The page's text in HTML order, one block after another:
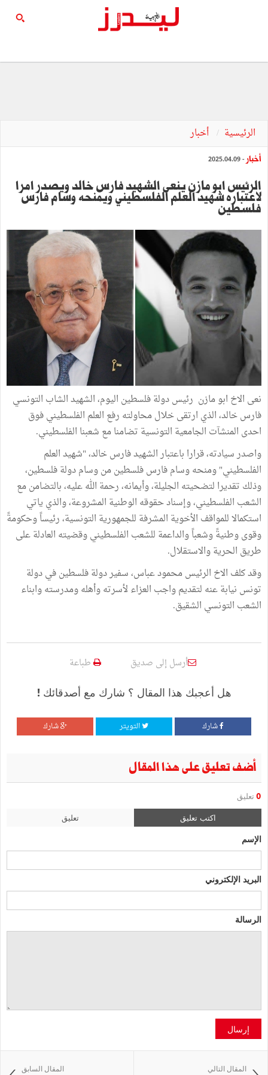
الرئيسية أخبار
أخبار - 2025.04.09
الرئيس ابو مازن ينعى الشهيد فارس خالد ويصدر امرا
لاعتباره شهيد العلم الفلسطيني ويمنحه وسام فارس
فلسطين
نعى الاخ ابو مازن رئيس دولة فلسطين اليوم، الشهيد الشاب التونسي
فارس خالد، الذي ارتقى خلال محاولته رفع العلم الفلسطيني فوق
احدى المنشآت الجامعية التونسية تضامنا مع شعبنا الفلسطيني.
واصدر سيادته، قرارا باعتبار الشهيد فارس خالد، "شهيد العلم
الفلسطيني" ومنحه وسام فارس فلسطين من وسام دولة فلسطين،
وذلك تقديرا لتضحيته الجليلة، وأيمانه، رحمة الله عليه، بالتضامن مع
الشعب الفلسطيني، وإسناد حقوقه الوطنية المشروعة، والذي ياتي
استكمالا للمواقف الأخوية المشرفة للجمهورية التونسية، رئيساً وحكومةً
وقوى وطنيةً وشعباً والداعمة للشعب الفلسطيني وقضيته العادلة على
طريق الحرية والاستقلال.
وقد كلف الاخ الرئيس محمود عباس، سفير دولة فلسطين في دولة
تونس نيابة عنه لتقديم واجب العزاء لأسرته وأهله ومدرسته وابناء
الشعب التونسي الشقيق.
أرسل إلى صديق طباعة
هل أعجبك هذا المقال ؟ شارك مع أصدقائك !
شارك التويتر شارك
أضف تعليق على هذا المقال
0 تعليق
اكتب تعليق تعليق
الإسم
البريد الإلكتروني
الرسالة
إرسال
المقال السابق المقال التالي